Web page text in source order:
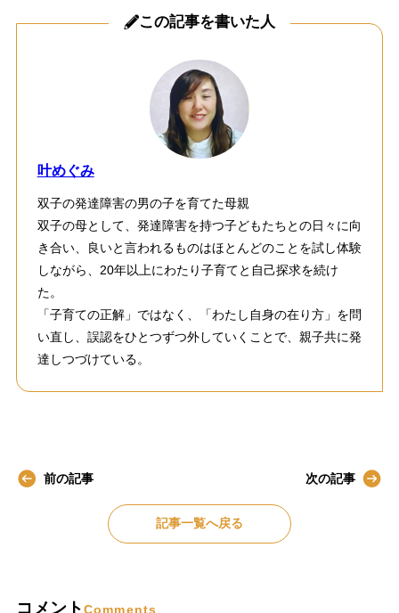
この記事を書いた人
叶めぐみ
双子の発達障害の男の子を育てた母親
双子の母として、発達障害を持つ子どもたちとの日々に向
き合い、良いと言われるものはほとんどのことを試し体験
しながら、20年以上にわたり子育てと自己探求を続け
た。
「子育ての正解」ではなく、「わたし自身の在り方」を問
い直し、誤認をひとつずつ外していくことで、親子共に発
達しつづけている。
前の記事
記事一覧へ戻る
次の記事
コメントComments